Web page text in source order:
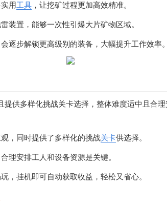
用工具 ，让挖矿过程更加高效精准。
装置，能够一次性引爆大片矿物区域。
逐步解锁更高级别的装备，大幅提升工作效率。
提供多样化挑战关卡选择，整体难度适中且合
，同时提供了多样化的挑战关卡供选择。
理安排工人和设备资源是关键。
，挂机即可自动获取收益，轻松又省心。